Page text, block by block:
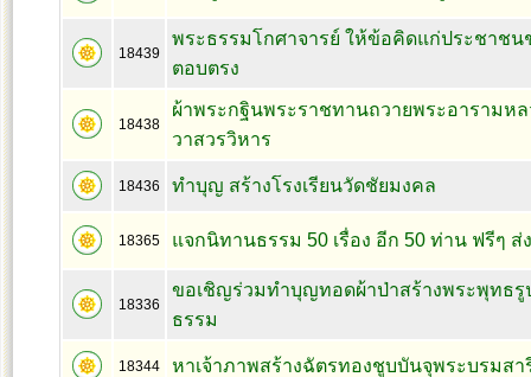
18439
พระธรรมโกศาจารย์ ให้ข้อคิดแก่ประชาชน
ตอบตรง
18438
ผ้าพระกฐินพระราชทานถวายพระอารามหล
วาสวรวิหาร
18436 ทำบุญ สร้างโรงเรียนวัดชัยมงคล
18365 แจกนิทานธรรม 50 เรื่อง อีก 50 ท่าน ฟรีๆ ส่
18336
ขอเชิญร่วมทำบุญทอดผ้าป่าสร้างพระพุทธ
ธรรม
18344 หาเจ้าภาพสร้างฉัตรทองชูบบันจุพระบรมสา